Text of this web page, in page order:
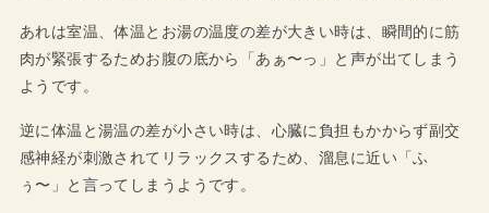
あれは室温、体温とお湯の温度の差が大きい時は、瞬間的に筋
肉が緊張するためお腹の底から「あぁ〜っ」と声が出てしまう
ようです。
逆に体温と湯温の差が小さい時は、心臓に負担もかからず副交
感神経が刺激されてリラックスするため、溜息に近い「ふ
ぅ〜」と言ってしまうようです。